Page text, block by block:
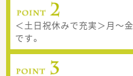
＜土日祝休みで充実＞月～
です。